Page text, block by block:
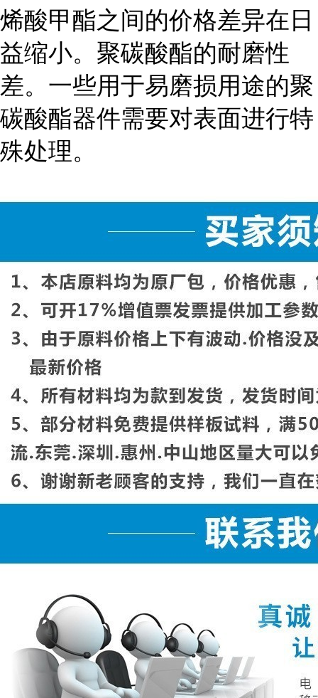
烯酸甲酯之间的价格差异在日
益缩小。聚碳酸酯的耐磨性
差。一些用于易磨损用途的聚
碳酸酯器件需要对表面进行特
殊处理。